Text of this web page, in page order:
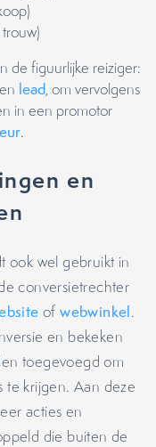
de figuurlijke reiziger:
lead, om vervolgens
in een promotor
.
en
ook wel gebruikt in
conversietrechter
ofwebwinkel.
en bekeken
toegevoegd om
te krijgen. Aan deze
acties en
die buiten de